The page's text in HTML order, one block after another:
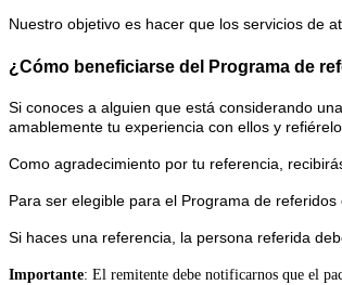
Nuestro objetivo es hacer que los servicios de
¿Cómo beneficiarse del Programa de
Si conoces a alguien que está considerando
amablemente tu experiencia con ellos y
Como agradecimiento por tu referencia,
Para ser elegible para el Programa de
Si haces una referencia, la persona referida
Importante: El remitente debe notificarnos que el